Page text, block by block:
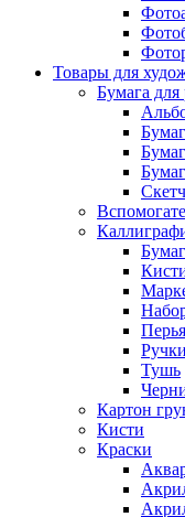
Товары для
Бумага для
Перья
Ручки
Тушь
Картон
Кисти
Краски